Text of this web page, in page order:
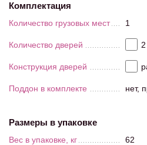
Комплектация
Количество грузовых мест 1
Количество дверей 2
Конструкция дверей
Поддон в комплекте нет,
Размеры в упаковке
Вес в упаковке, кг 62